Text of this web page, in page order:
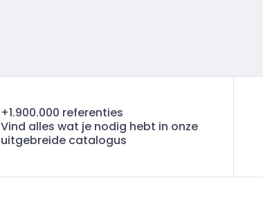
+1.900.000 referenties
Vind alles wat je nodig hebt in onze
uitgebreide catalogus